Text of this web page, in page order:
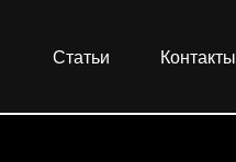
Контакты
Статьи